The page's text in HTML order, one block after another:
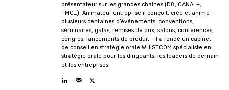
présentateur sur les grandes chaînes (D8, CANAL+,
TMC…). Animateur entreprise il conçoit, crée et anime
plusieurs centaines d’événements: conventions,
séminaires, galas, remises de prix, salons, conférences,
congrès, lancements de produit… Il a fondé un cabinet
de conseil en stratégie orale WHISTCOM spécialiste en
stratégie orale pour les dirigeants, les leaders de demain
et les entreprises.